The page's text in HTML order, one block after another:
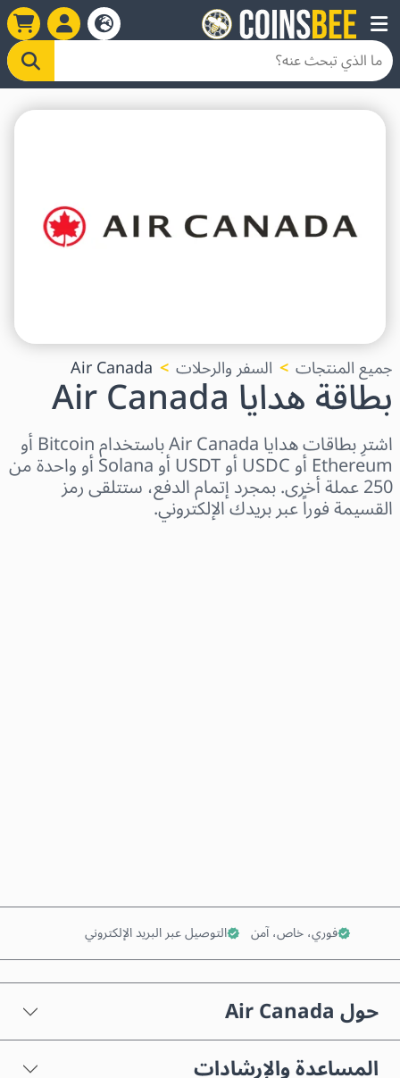
جميع المنتجات السفر والرحلات Air Canada بطاقة هدايا Air Canada
اشترِ بطاقات هدايا Air Canada باستخدام Bitcoin أو
Ethereum أو USDC أو USDT أو Solana أو واحدة من
250 عملة أخرى. بمجرد إتمام الدفع، ستتلقى رمز
القسيمة فوراً عبر بريدك الإلكتروني.
فوري، خاص، آمن التوصيل عبر البريد الإلكتروني
حول Air Canada
المساعدة والإرشادات